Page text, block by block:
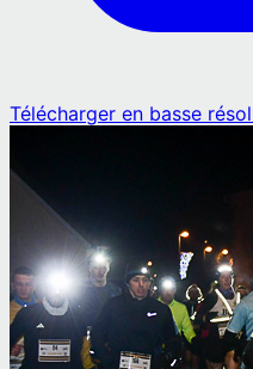
Télécharger en basse